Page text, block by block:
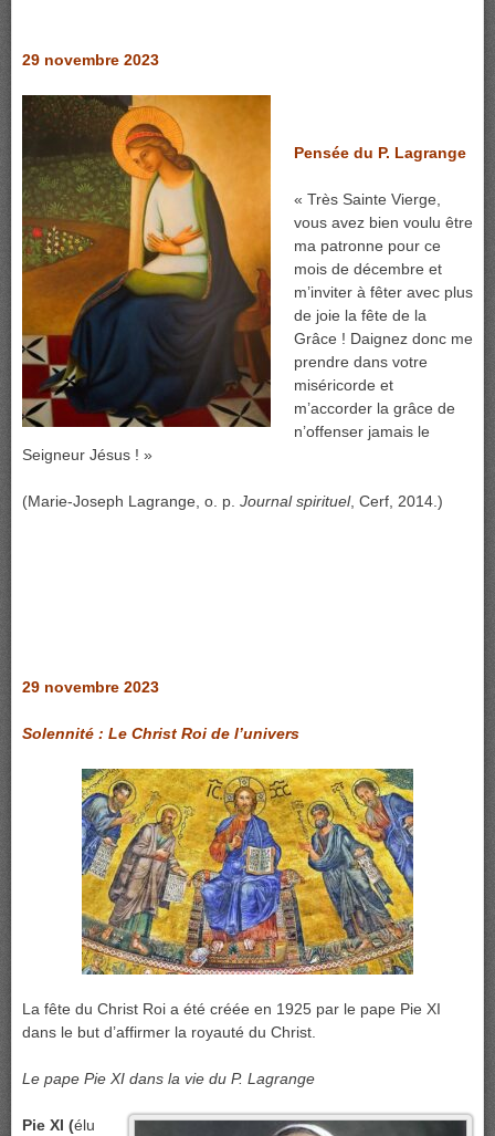
29 novembre 2023
Pensée du P. Lagrange
« Très Sainte Vierge,
vous avez bien voulu être
ma patronne pour ce
mois de décembre et
m’inviter à fêter avec plus
de joie la fête de la
Grâce ! Daignez donc me
prendre dans votre
miséricorde et
m’accorder la grâce de
n’offenser jamais le
Seigneur Jésus ! »
(Marie-Joseph Lagrange, o. p. Journal spirituel, Cerf, 2014.)
29 novembre 2023
Solennité : Le Christ Roi de l’univers
La fête du Christ Roi a été créée en 1925 par le pape Pie XI
dans le but d’affirmer la royauté du Christ.
Le pape Pie XI dans la vie du P. Lagrange
Pie XI (élu